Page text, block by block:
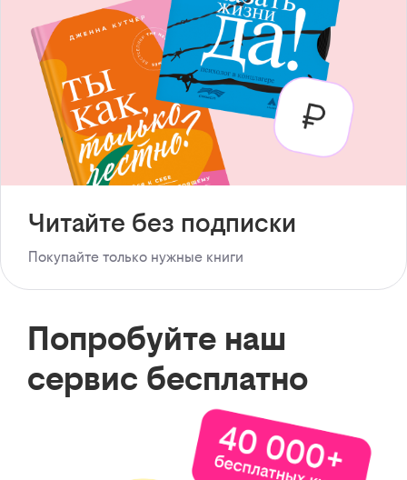
Читайте без подписки
Покупайте только нужные книги
Попробуйте наш
сервис бесплатно